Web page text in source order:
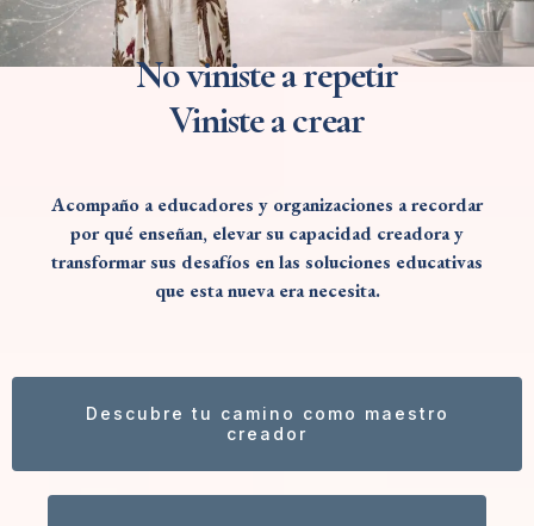
No viniste a repetir
Viniste a crear
Acompaño a educadores y organizaciones a recordar
por qué enseñan, elevar su capacidad creadora y
transformar sus desafíos en las soluciones educativas
que esta nueva era necesita.
Descubre tu camino como maestro
creador